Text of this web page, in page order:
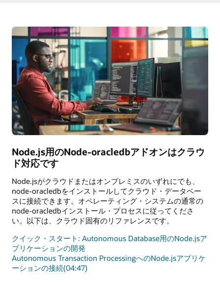
Node.js用のNode-oracledbアドオンはクラウ
ド対応です
Node.jsがクラウドまたはオンプレミスのいずれにでも、
node-oracledbをインストールしてクラウド・データベー
スに接続できます。オペレーティング・システムの通常の
node-oracledbインストール・プロセスに従ってくださ
い。以下は、クラウド固有のリファレンスです。
クイック・スタート: Autonomous Database用のNode.jsア
プリケーションの開発
Autonomous Transaction ProcessingへのNode.jsアプリケ
ーションの接続(04:47)